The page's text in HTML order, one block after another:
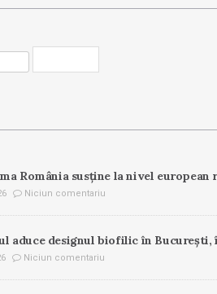
România susține la nivel
Niciun comentariu
aduce designul biofilic în
Niciun comentariu